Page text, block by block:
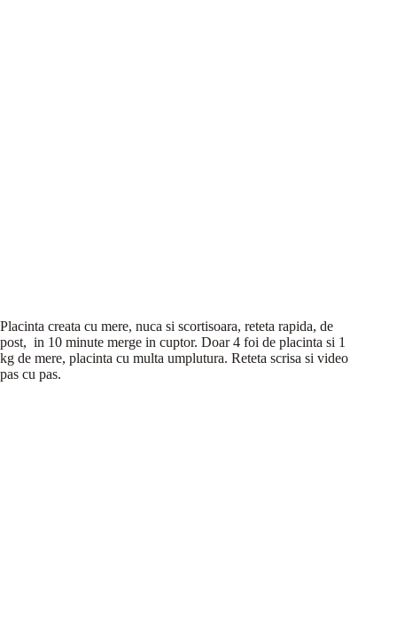
Placinta creata cu mere, nuca si scortisoara, reteta rapida, de
post, in 10 minute merge in cuptor. Doar 4 foi de placinta si 1
kg de mere, placinta cu multa umplutura. Reteta scrisa si video
pas cu pas.